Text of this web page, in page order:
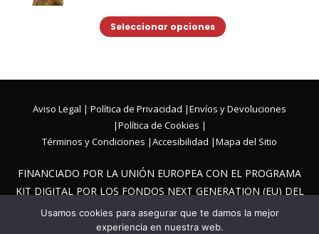
página
opciones
elegir
página
producto
precios:
desde
415,00€
Seleccionar opciones
Este
múltiples
Las
se
pueden
elegir
la
Aviso Legal | Política de Privacidad |Envíos y Devoluciones
|Política de Cookies |
Términos y Condiciones |Accesibilidad |Mapa del Sitio
FINANCIADO POR LA UNIÓN EUROPEA CON EL PROGRAMA
KIT DIGITAL POR LOS FONDOS NEXT GENERATION (EU) DEL
MECANISMO DE RECUPERACIÓN Y RESILIENCIA.
Usamos cookies para asegurar que te damos la mejor
experiencia en nuestra web.